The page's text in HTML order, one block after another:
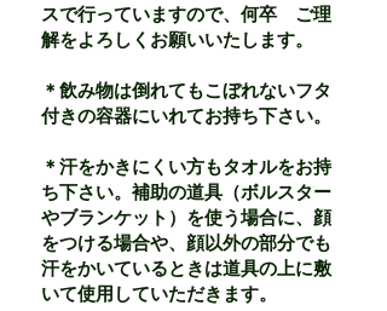
スで行っていますので、何卒 ご理
解をよろしくお願いいたします。
＊飲み物は倒れてもこぼれないフタ
付きの容器にいれてお持ち下さい。
＊汗をかきにくい方もタオルをお持
ち下さい。補助の道具（ボルスター
やブランケット）を使う場合に、顔
をつける場合や、顔以外の部分でも
汗をかいているときは道具の上に敷
いて使用していただきます。